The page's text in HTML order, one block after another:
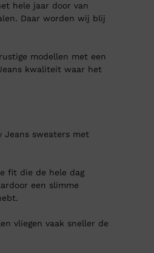
hele jaar door van
Daar worden wij blij
modellen met een
kwaliteit waar het
Jeans sweaters met
fit die de hele dag
een slimme
vliegen vaak sneller de